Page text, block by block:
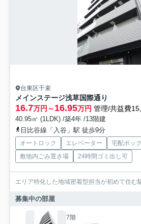
台東区千束
メインステージ浅草国際通り
16.7万円～16.95万円 管理/共益費
40.95㎡ (1LDK) /築4年 /13階建
日比谷線「入谷」駅 徒歩9分
オートロック エレベーター 宅配ボッ
敷地内ごみ置き場
24時間ゴミ出し可
エリア特化した地域密着型担当が初めて住む
募集中の部屋
7階